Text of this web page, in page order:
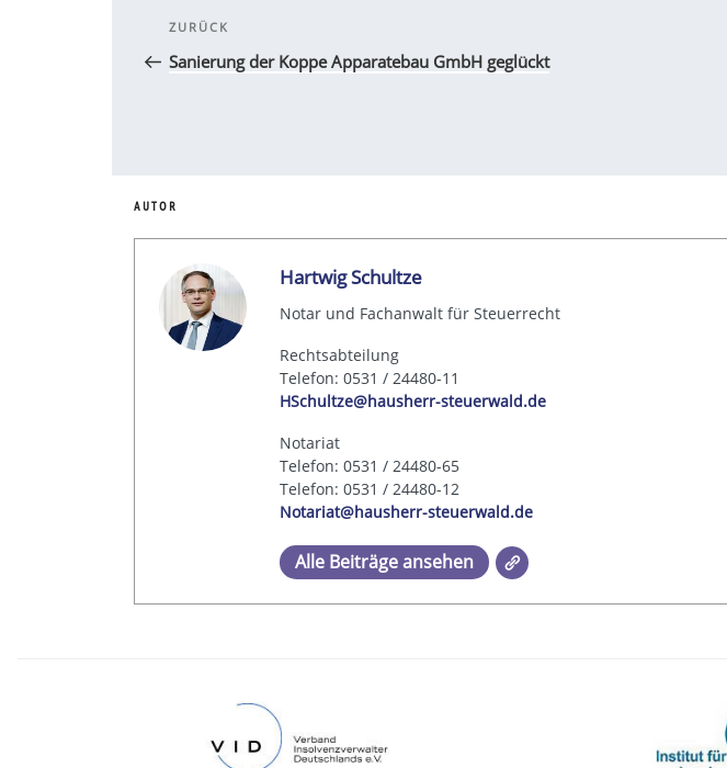
Beitragsnavigation
Vorheriger
Beitrag
ZURÜCK
Sanierung der Koppe Apparatebau GmbH geglückt
AUTOR
Hartwig Schultze
Notar und Fachanwalt für Steuerrecht
Rechtsabteilung
Telefon: 0531 / 24480-11
HSchultze@hausherr-steuerwald.de
Notariat
Telefon: 0531 / 24480-65
Telefon: 0531 / 24480-12
Notariat@hausherr-steuerwald.de
Alle Beiträge ansehen